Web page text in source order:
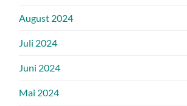
August 2024
Juli 2024
Juni 2024
Mai 2024